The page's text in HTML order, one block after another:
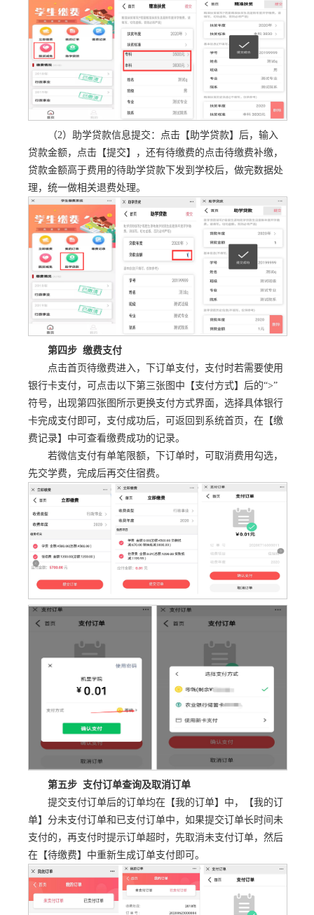
（2）助学贷款信息提交：点击【助学贷款】后，输入
贷款金额，点击【提交】，还有待缴费的点击待缴费补缴，
贷款金额高于费用的待助学贷款下发到学校后，做完数据处
理，统一做相关退费处理。
第四步 缴费支付
点击首页待缴费进入，下订单支付，支付时若需要使用
银行卡支付，可点击以下第三张图中【支付方式】后的“>”
符号，出现第四张图所示更换支付方式界面，选择具体银行
卡完成支付即可，支付成功后，可返回到系统首页，在【缴
费记录】中可查看缴费成功的记录。
若微信支付有单笔限额，下订单时，可取消费用勾选，
先交学费，完成后再交住宿费。
第五步 支付订单查询及取消订单
提交支付订单后的订单均在【我的订单】中，【我的订
单】分未支付订单和已支付订单中，如果提交订单长时间未
支付的，再支付时提示订单超时，先取消未支付订单，然后
在【待缴费】中重新生成订单支付即可。